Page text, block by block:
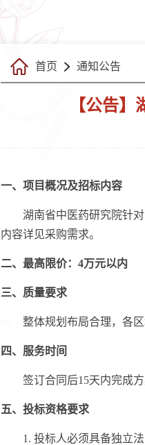
首页 通知公告
【公告
一、项目概况及招标内容
湖南省中医药研究院针对
内容详见采购需求。
二、最高限价：4万元以内
三、质量要求
整体规划布局合理，各区
四、服务时间
签订合同后15天内完成方
五、投标资格要求
1. 投标人必须具备独立法